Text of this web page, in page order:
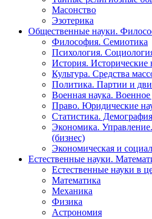
Масонство
Эзотерика
Общественные науки.
Философия. Семиотика
Психология.
История. Исторические
Культура. Средства
Политика. Партии и
Военная наука.
Право. Юридические
Статистика.
Экономика.
(бизнес)
Экономическая и
Естественные науки.
Естественные науки в
Математика
Механика
Физика
Астрономия